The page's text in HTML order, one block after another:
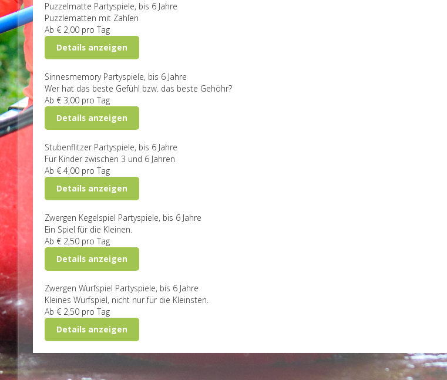
Puzzelmatte Partyspiele, bis 6 Jahre
Puzzlematten mit Zahlen
Ab € 2,00 pro Tag
Details anzeigen
Sinnesmemory Partyspiele, bis 6 Jahre
Wer hat das beste Gefühl bzw. das beste Gehöhr?
Ab € 3,00 pro Tag
Details anzeigen
Stubenflitzer Partyspiele, bis 6 Jahre
Für Kinder zwischen 3 und 6 Jahren
Ab € 4,00 pro Tag
Details anzeigen
Zwergen Kegelspiel Partyspiele, bis 6 Jahre
Ein Spiel für die Kleinen.
Ab € 2,50 pro Tag
Details anzeigen
Zwergen Wurfspiel Partyspiele, bis 6 Jahre
Kleines Wurfspiel, nicht nur für die Kleinsten.
Ab € 2,50 pro Tag
Details anzeigen